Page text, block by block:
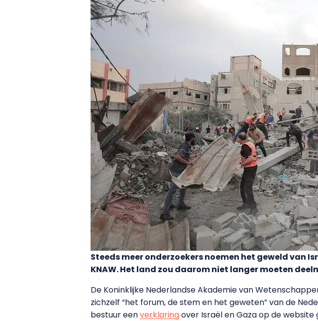
Steeds meer onderzoekers noemen het geweld van
KNAW. Het land zou daarom niet langer moeten
De Koninklijke Nederlandse Akademie van
zichzelf “het forum, de stem en het geweten” van de
bestuur eenverklaringover Israël en Gaza op de website